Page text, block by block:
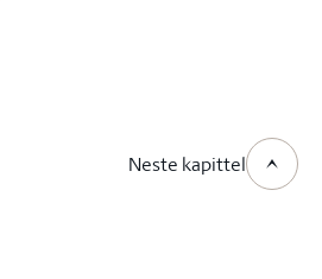
Neste kapittel